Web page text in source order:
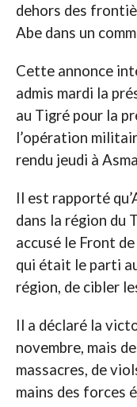
dehors des
Abe dans un
Cette annonce
admis mardi la
au Tigré pour la
l’opération
rendu jeudi à
Il est rapporté
dans la région du
accusé le Front
qui était le parti
région, de cibler
Il a déclaré la
novembre, mais
massacres, de
mains des forces